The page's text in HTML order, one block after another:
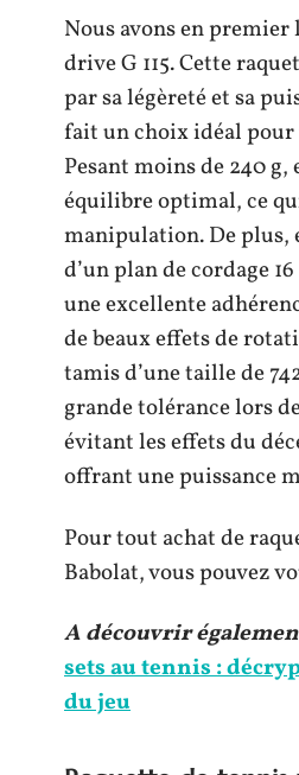
Nous avons en premier
drive G 115. Cette
par sa légèreté et sa
fait un choix idéal
Pesant moins de 240
équilibre optimal, ce
manipulation. De plus,
d’un plan de cordage
une excellente
de beaux effets de
tamis d’une taille de
grande tolérance lors
évitant les effets du
offrant une puissance
Pour tout achat de
Babolat, vous pouvez
A découvrir
sets au tennis :
du jeu